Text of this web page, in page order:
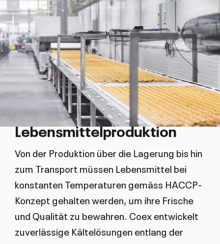
Lebensmittelproduktion
Von der Produktion über die Lagerung bis hin
zum Transport müssen Lebensmittel bei
konstanten Temperaturen gemäss HACCP-
Konzept gehalten werden, um ihre Frische
und Qualität zu bewahren. Coex entwickelt
zuverlässige Kältelösungen entlang der